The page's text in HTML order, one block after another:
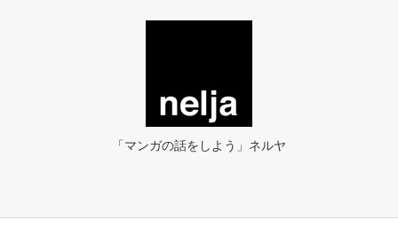
「マンガの話をしよう」ネルヤ